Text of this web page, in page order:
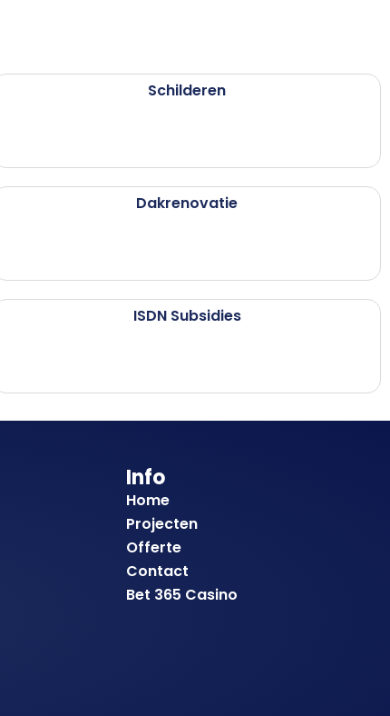
Schilderen
Dakrenovatie
ISDN Subsidies
Info
Home
Projecten
Offerte
Contact
Bet 365 Casino